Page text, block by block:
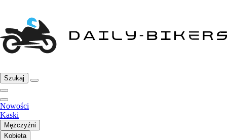
Szukaj
Nowości
Kaski
Mężczyźni
Kobieta